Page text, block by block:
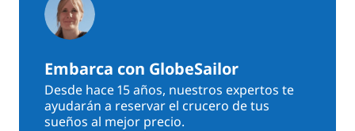
Embarca con GlobeSailor
Desde hace 15 años, nuestros expertos te
ayudarán a reservar el crucero de tus
sueños al mejor precio.